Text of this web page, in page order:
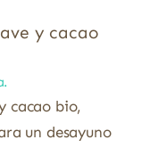
y cacao
cacao bio,
un desayuno